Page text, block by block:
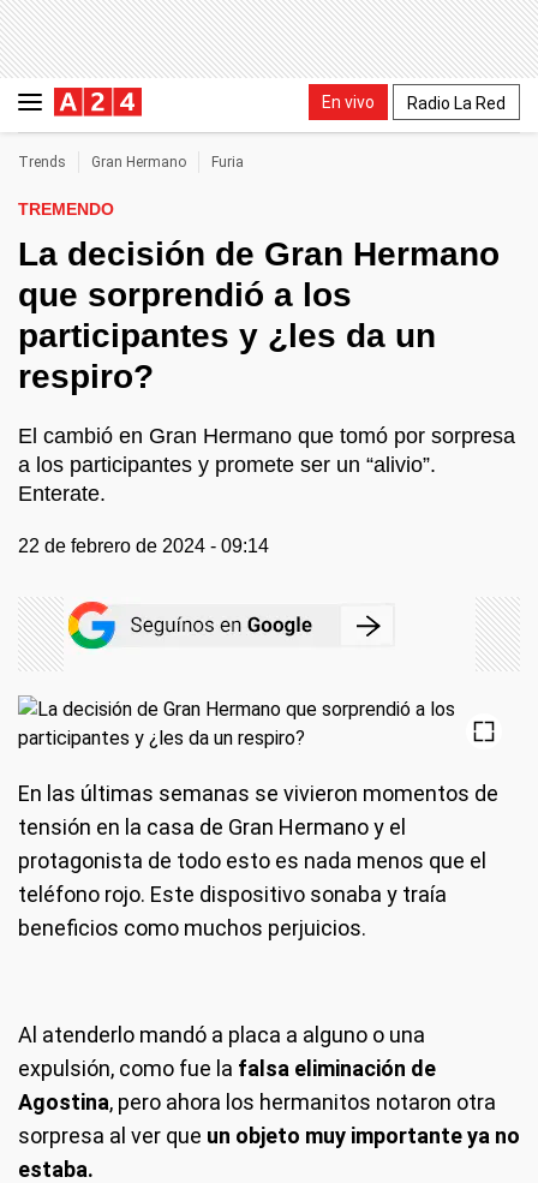
En vivo Radio La Red
Trends Gran Hermano Furia
TREMENDO
La decisión de Gran Hermano
que sorprendió a los
participantes y ¿les da un
respiro?
El cambió en Gran Hermano que tomó por sorpresa
a los participantes y promete ser un “alivio”.
Enterate.
22 de febrero de 2024 - 09:14
En las últimas semanas se vivieron momentos de
tensión en la casa de Gran Hermano y el
protagonista de todo esto es nada menos que el
teléfono rojo. Este dispositivo sonaba y traía
beneficios como muchos perjuicios.
Al atenderlo mandó a placa a alguno o una
expulsión, como fue la falsa eliminación de
Agostina, pero ahora los hermanitos notaron otra
sorpresa al ver que un objeto muy importante ya no
estaba.